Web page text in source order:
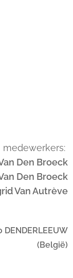
medewerkers:
Den Broeck
Den Broeck
Van Autrève
(België)